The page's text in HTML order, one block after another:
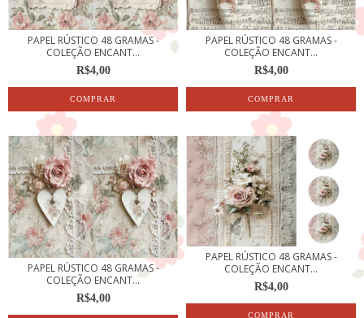
PAPEL RÚSTICO 48 GRAMAS -
COLEÇÃO ENCANT...
R$4,00
PAPEL RÚSTICO 48 GRAMAS -
COLEÇÃO ENCANT...
R$4,00
PAPEL RÚSTICO 48 GRAMAS -
COLEÇÃO ENCANT...
R$4,00
PAPEL RÚSTICO 48 GRAMAS -
COLEÇÃO ENCANT...
R$4,00